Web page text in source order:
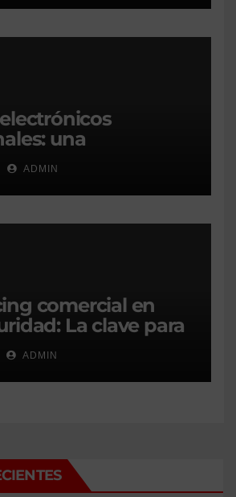
una
crítica en la
de la información
ADMIN
comercial en
La clave para
un entorno digital
ADMIN